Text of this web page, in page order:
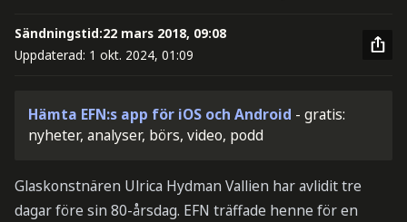
Sändningstid:22 mars 2018, 09:08
Uppdaterad: 1 okt. 2024, 01:09
Hämta EFN:s app för iOS och Android - gratis:
nyheter, analyser, börs, video, podd
Glaskonstnären Ulrica Hydman Vallien har avlidit tre
dagar före sin 80-årsdag. EFN träffade henne för en